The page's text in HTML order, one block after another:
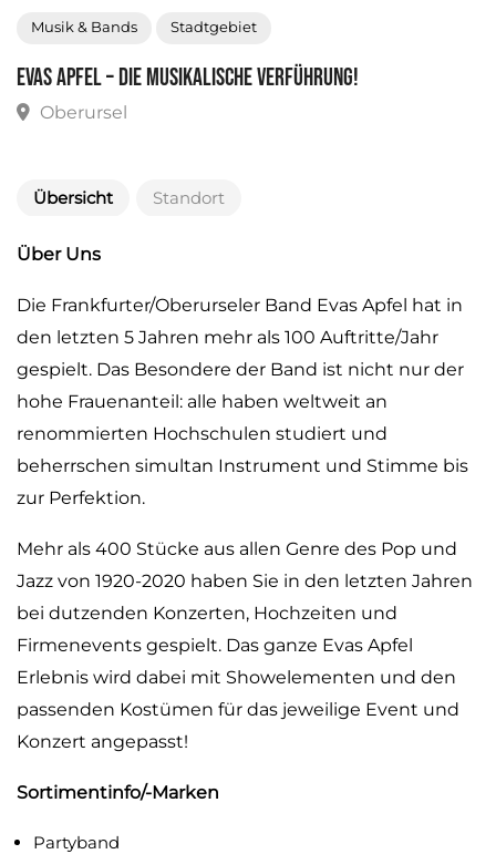
Musik & Bands Stadtgebiet
Übersicht Standort
Über Uns
Die Frankfurter/Oberurseler Band Evas Apfel hat in
den letzten 5 Jahren mehr als 100 Auftritte/Jahr
gespielt. Das Besondere der Band ist nicht nur der
hohe Frauenanteil: alle haben weltweit an
renommierten Hochschulen studiert und
beherrschen simultan Instrument und Stimme bis
zur Perfektion.
Mehr als 400 Stücke aus allen Genre des Pop und
Jazz von 1920-2020 haben Sie in den letzten Jahren
bei dutzenden Konzerten, Hochzeiten und
Firmenevents gespielt. Das ganze Evas Apfel
Erlebnis wird dabei mit Showelementen und den
passenden Kostümen für das jeweilige Event und
Konzert angepasst!
Sortimentinfo/-Marken
Partyband